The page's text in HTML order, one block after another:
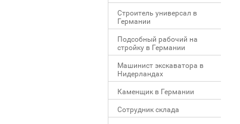
Строитель универсал в
Германии
Подсобный рабочий на
стройку в Германии
Машинист экскаватора в
Нидерландах
Каменщик в Германии
Сотрудник склада